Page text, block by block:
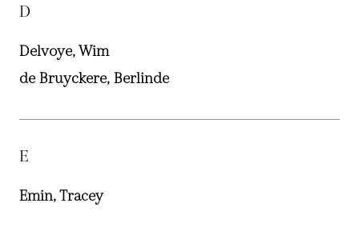
D
Delvoye, Wim
de Bruyckere, Berlinde
E
Emin, Tracey